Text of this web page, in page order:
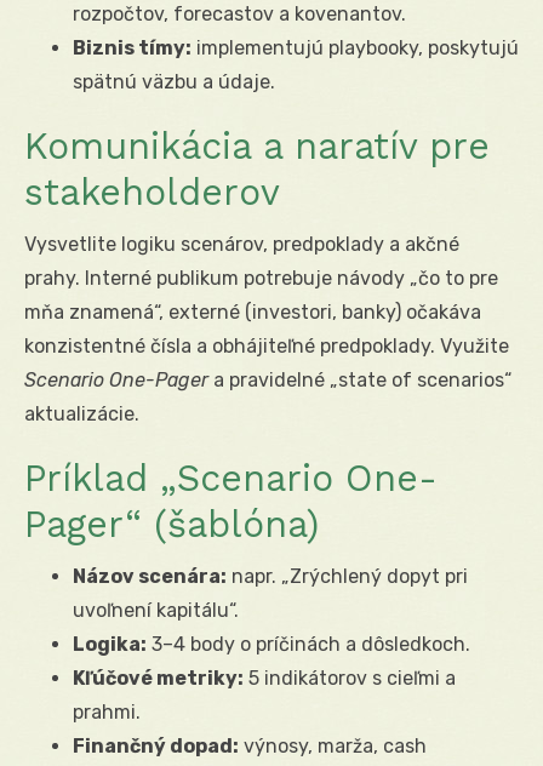
rozpočtov, forecastov a kovenantov.
Biznis tímy: implementujú playbooky, poskytujú
spätnú väzbu a údaje.
Komunikácia a naratív pre
stakeholderov
Vysvetlite logiku scenárov, predpoklady a akčné
prahy. Interné publikum potrebuje návody „čo to pre
mňa znamená“, externé (investori, banky) očakáva
konzistentné čísla a obhájiteľné predpoklady. Využite
Scenario One-Pagera pravidelné „state of scenarios“
aktualizácie.
Príklad „Scenario One-
Pager“ (šablóna)
Názov scenára: napr. „Zrýchlený dopyt pri
uvoľnení kapitálu“.
Logika: 3–4 body o príčinách a dôsledkoch.
Kľúčové metriky: 5 indikátorov s cieľmi a
prahmi.
Finančný dopad: výnosy, marža, cash